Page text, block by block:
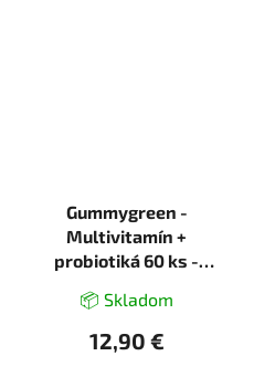
Gummygreen -
Multivitamín +
probiotiká 60 ks -
📦 Skladom
12,90 €